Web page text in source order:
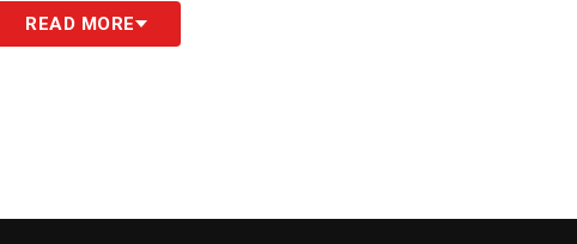
confermerebbe la volontà del Milan di
READ MORE